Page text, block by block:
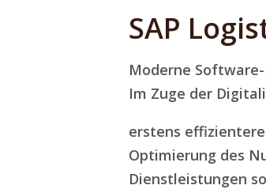
SAP
Moderne
Im Zuge der
erstens
Optimierung des
Dienstleistungen